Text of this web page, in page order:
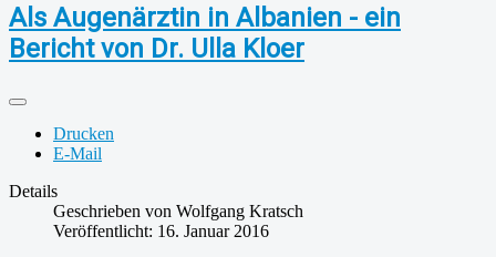
Als Augenärztin in Albanien - ein
Bericht von Dr. Ulla Kloer
Drucken
E-Mail
Details
Geschrieben von Wolfgang Kratsch
Veröffentlicht: 16. Januar 2016